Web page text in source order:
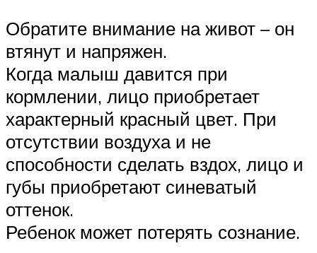
Обратите внимание на живот – он
втянут и напряжен.
Когда малыш давится при
кормлении, лицо приобретает
характерный красный цвет. При
отсутствии воздуха и не
способности сделать вздох, лицо и
губы приобретают синеватый
оттенок.
Ребенок может потерять сознание.